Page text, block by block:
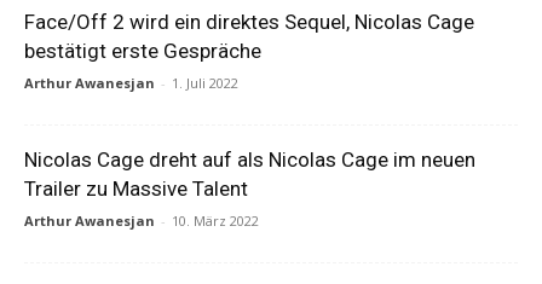
Face/Off 2 wird ein direktes Sequel, Nicolas Cage
bestätigt erste Gespräche
Arthur Awanesjan - 1. Juli 2022
Nicolas Cage dreht auf als Nicolas Cage im neuen
Trailer zu Massive Talent
Arthur Awanesjan - 10. März 2022